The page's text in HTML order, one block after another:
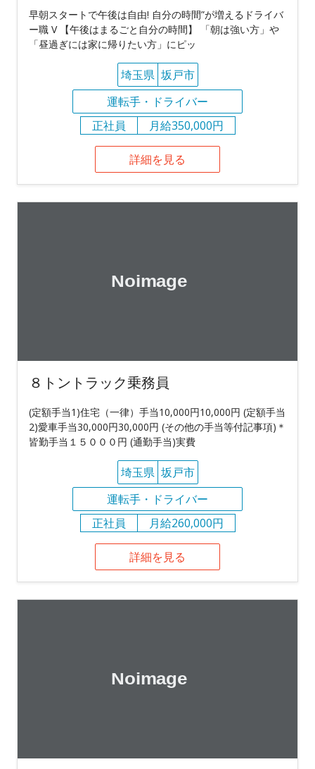
早朝スタートで午後は自由! 自分の時間”が増えるドライバ
ー職 V 【午後はまるごと自分の時間】 「朝は強い方」や
「昼過ぎには家に帰りたい方」にピッ
埼玉県 坂戸市
運転手・ドライバー
正社員
月給350,000円
詳細を見る
８トントラック乗務員
(定額手当1)住宅（一律）手当10,000円10,000円 (定額手当
2)愛車手当30,000円30,000円 (その他の手当等付記事項)＊
皆勤手当１５０００円 (通勤手当)実費
埼玉県 坂戸市
運転手・ドライバー
正社員
月給260,000円
詳細を見る